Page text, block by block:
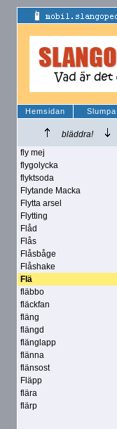
Hemsidan Slumpa
bläddra!
fly mej
flygolycka
flyktsoda
Flytande Macka
Flytta arsel
Flytting
Flåd
Flås
Flåsbåge
Flåshake
Flä
fläbbo
fläckfan
fläng
flängd
flänglapp
flänna
flänsost
Fläpp
flära
flärp